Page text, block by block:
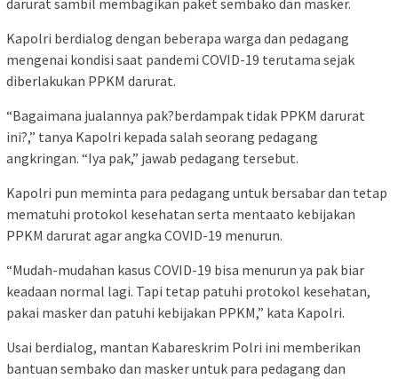
Kapolri berdialog dengan beberapa warga dan pedagang
mengenai kondisi saat pandemi COVID-19 terutama sejak
diberlakukan PPKM darurat.
“Bagaimana jualannya pak?berdampak tidak PPKM darurat
ini?,” tanya Kapolri kepada salah seorang pedagang
angkringan. “Iya pak,” jawab pedagang tersebut.
Kapolri pun meminta para pedagang untuk bersabar dan tetap
mematuhi protokol kesehatan serta mentaato kebijakan
PPKM darurat agar angka COVID-19 menurun.
“Mudah-mudahan kasus COVID-19 bisa menurun ya pak biar
keadaan normal lagi. Tapi tetap patuhi protokol kesehatan,
pakai masker dan patuhi kebijakan PPKM,” kata Kapolri.
Usai berdialog, mantan Kabareskrim Polri ini memberikan
bantuan sembako dan masker untuk para pedagang dan